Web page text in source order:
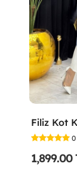
0
1,899.00